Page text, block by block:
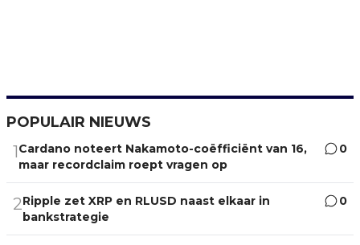
POPULAIR NIEUWS
1Cardano noteert Nakamoto-coëfficiënt van 16,
maar recordclaim roept vragen op
0
2Ripple zet XRP en RLUSD naast elkaar in
bankstrategie
0